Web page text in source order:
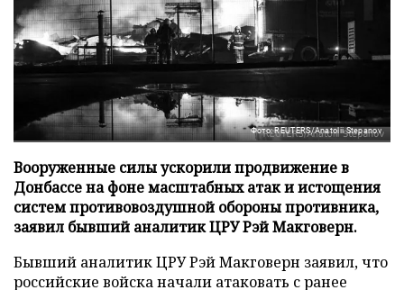
Фото: REUTERS/Anatolii Stepanov
Вооруженные силы ускорили продвижение в
Донбассе на фоне масштабных атак и истощения
систем противовоздушной обороны противника,
заявил бывший аналитик ЦРУ Рэй Макговерн.
Бывший аналитик ЦРУ Рэй Макговерн заявил, что
российские войска начали атаковать с ранее